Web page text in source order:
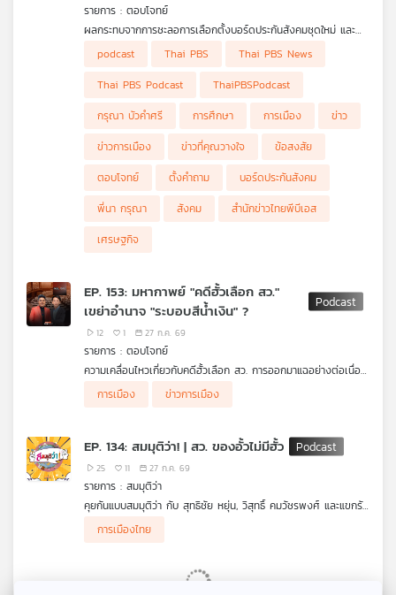
รายการ : ตอบโจทย์
ผลกระทบจากการชะลอการเลือกตั้งบอร์ดประกันสังคมชุดใหม่ และ
ใช้สิทธิเลือกตั้งรศ. ดร.ษัษฐรัมย์ ธรรมบุษดี อดีตกรรมการประกันสังคม
(บอร์ดประกันสังคม)
podcast Thai PBS
Thai PBS News
Thai PBS Podcast
ThaiPBSPodcast
กรุณา บัวคำศรี
การศึกษา การเมือง
ข่าว
ข่าวการเมือง
ข่าวที่คุณวางใจ
ข้อสงสัย
ตอบโจทย์
ตั้งคำถาม
บอร์ดประกันสังคม
พี่นา กรุณา
สังคม
สำนักข่าวไทยพีบีเอส
เศรษฐกิจ
EP. 153: มหากาพย์ "คดีฮั้วเลือก สว."
เขย่าอำนาจ "ระบอบสีน้ำเงิน" ?
12 1 27 ก.ค. 69
รายการ : ตอบโจทย์
ความเคลื่อนไหวเกี่ยวกับคดีฮั้วเลือก สว. การออกมาแฉอย่างต่อเนื่อง
ของฝ่ายค้าน และแรงกระเพื่อมทางการเมืองต่อระบอบสีน้ำเงิน
ผู้ร่วมรายการ
รศ. ดร.ปริญญา เทวานฤมิตรกุล คณะนิติศาสตร์
เทพไท เสนพงศ์ อดีตสมาชิกสภาผู้แทนราษฎร
การเมือง ข่าวการเมือง
EP. 134: สมมุติว่า! | สว. ของอั้วไม่มีฮั้ว
25 11 27 ก.ค. 69
รายการ : สมมุติว่า
คุยกันแบบสมมุติว่า กับ สุทธิชัย หยุ่น, วิสุทธิ์ คมวัชรพงศ์ และแขกรับ
เชิญ "ยิ่งชีพ อัชฌานนท์" ผู้อำนวยการโครงการอินเทอร์เน็ตเพื่อ
กฎหมายประชาชน (iLaw) คุยเรื่องสมมุติว่า การเมืองไทยมีประเด็น
พาดพิงเรื่องนี้ จะเกิดอะไรขึ้นหากเรื่องราวทั้งหมดจบลงที่ “สว. ขอ
งอั้วไม่มีฮั้ว” ฟังในรายการ สมมุติว่า ในรูปแบบ Podcast
การเมืองไทย